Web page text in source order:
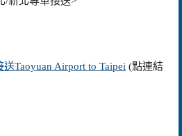
Taoyuan Airport to Taipei (點連結